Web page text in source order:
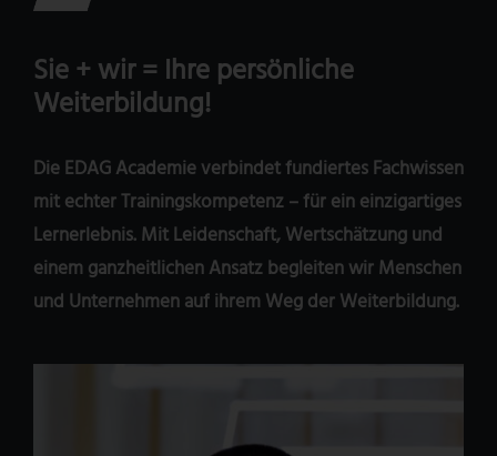
Sie + wir= Ihre persönliche
Weiterbildung!
Die EDAG Academie verbindet fundiertes Fachwissen
mit echter Trainingskompetenz – für ein einzigartiges
Lernerlebnis. Mit Leidenschaft, Wertschätzung und
einem ganzheitlichen Ansatz begleiten wir Menschen
und Unternehmen auf ihrem Weg der Weiterbildung.